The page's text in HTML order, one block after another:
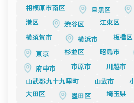
時を超えて人の心に残る作品へとつ
これからも、空間が持つ力を信じ、
創造の自由を広げていくことが、
新しい撮影文化の未来をつくる原動
TESSEN
開放感と構築美を併せ持つ「
天井高のあるホワイトベースのア
自然光と人工照明のバランスが絶
に反映できます。
ファッションムービー、ブランド
“空間を設計して撮る”という楽しみ
クリーンながら奥行きがあり、ど
魅力です。
光をデザインする時間を楽しみた
そんなプロフェッショナルにおす
相模原市南区
目黒区
港区
渋谷区 江東区
横須賀市
横浜市 板橋区
東京
杉並区 昭島市
府中市
市原市 川越市
山武郡九十九里町
山武市
大田区
墨田区 埼玉県